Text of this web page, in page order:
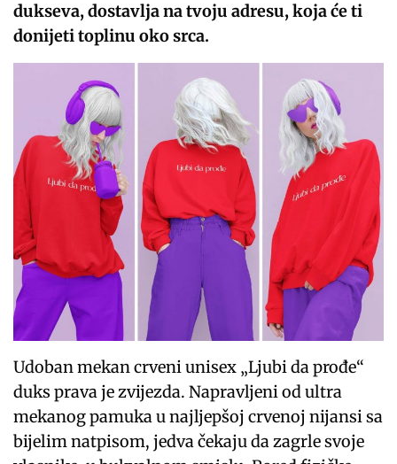
dukseva, dostavlja na tvoju adresu, koja će ti
donijeti toplinu oko srca.
Udoban mekan crveni unisex „Ljubi da prođe“
duks prava je zvijezda. Napravljeni od ultra
mekanog pamuka u najljepšoj crvenoj nijansi sa
bijelim natpisom, jedva čekaju da zagrle svoje